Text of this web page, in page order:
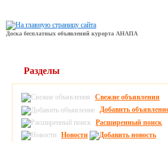
Доска бесплатных объявлений курорта АНАПА
Разделы
Свежие объявления
Добавить
Расширенный поиск
Новости